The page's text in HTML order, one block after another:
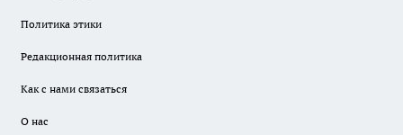
Политика этики
Редакционная политика
Как с нами связаться
О нас